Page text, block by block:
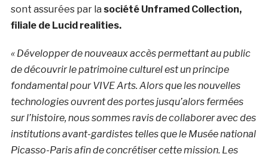
sont assurées par la société Unframed Collection,
filiale de Lucid realities.
« Développer de nouveaux accès permettant au public
de découvrir le patrimoine culturel est un principe
fondamental pour VIVE Arts. Alors que les nouvelles
technologies ouvrent des portes jusqu’alors fermées
sur l’histoire, nous sommes ravis de collaborer avec des
institutions avant-gardistes telles que le Musée national
Picasso-Paris afin de concrétiser cette mission. Les